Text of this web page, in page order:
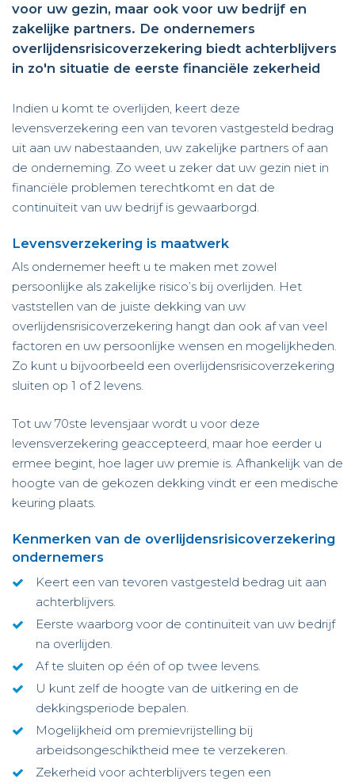
voor uw gezin, maar ook voor uw bedrijf en
zakelijke partners. De ondernemers
overlijdensrisicoverzekering biedt achterblijvers
in zo'n situatie de eerste financiële zekerheid
Indien u komt te overlijden, keert deze
levensverzekering een van tevoren vastgesteld bedrag
uit aan uw nabestaanden, uw zakelijke partners of aan
de onderneming. Zo weet u zeker dat uw gezin niet in
financiële problemen terechtkomt en dat de
continuïteit van uw bedrijf is gewaarborgd.
Levensverzekering is maatwerk
Als ondernemer heeft u te maken met zowel
persoonlijke als zakelijke risico’s bij overlijden. Het
vaststellen van de juiste dekking van uw
overlijdensrisicoverzekering hangt dan ook af van veel
factoren en uw persoonlijke wensen en mogelijkheden.
Zo kunt u bijvoorbeeld een overlijdensrisicoverzekering
sluiten op 1 of 2 levens.
Tot uw 70ste levensjaar wordt u voor deze
levensverzekering geaccepteerd, maar hoe eerder u
ermee begint, hoe lager uw premie is. Afhankelijk van de
hoogte van de gekozen dekking vindt er een medische
keuring plaats.
Kenmerken van de overlijdensrisicoverzekering
ondernemers
Keert een van tevoren vastgesteld bedrag uit aan
achterblijvers.
Eerste waarborg voor de continuïteit van uw bedrijf
na overlijden.
Af te sluiten op één of op twee levens.
U kunt zelf de hoogte van de uitkering en de
dekkingsperiode bepalen.
Mogelijkheid om premievrijstelling bij
arbeidsongeschiktheid mee te verzekeren.
Zekerheid voor achterblijvers tegen een